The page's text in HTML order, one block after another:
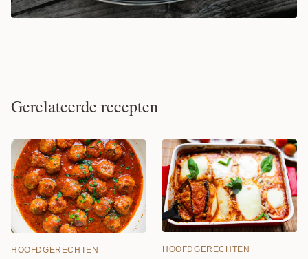
Gerelateerde recepten
HOOFDGERECHTEN HOOFDGERECHTEN